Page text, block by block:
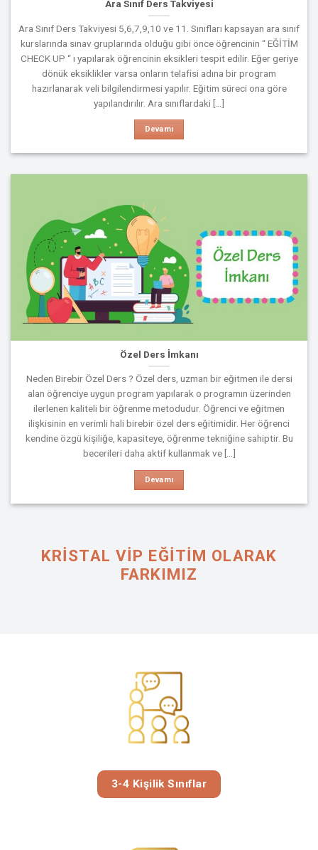
Ara Sınıf Ders Takviyesi
Ara Sınıf Ders Takviyesi 5,6,7,9,10 ve 11. Sınıfları kapsayan ara sınıf
kurslarında sınav gruplarında olduğu gibi önce öğrencinin “ EĞİTİM
CHECK UP “ ı yapılarak öğrencinin eksikleri tespit edilir. Eğer geriye
dönük eksiklikler varsa onların telafisi adına bir program
hazırlanarak veli bilgilendirmesi yapılır. Eğitim süreci ona göre
yapılandırılır. Ara sınıflardaki [...]
Devamı
Özel Ders İmkanı
Neden Birebir Özel Ders ? Özel ders, uzman bir eğitmen ile dersi
alan öğrenciye uygun program yapılarak o programın üzerinden
ilerlenen kaliteli bir öğrenme metodudur. Öğrenci ve eğitmen
ilişkisinin en verimli hali birebir özel ders eğitimidir. Her öğrenci
kendine özgü kişiliğe, kapasiteye, öğrenme tekniğine sahiptir. Bu
becerileri daha aktif kullanmak ve [...]
Devamı
KRISTAL VIP EĞİTİM OLARAK
FARKIMIZ
3-4 Kişilik Sınıflar